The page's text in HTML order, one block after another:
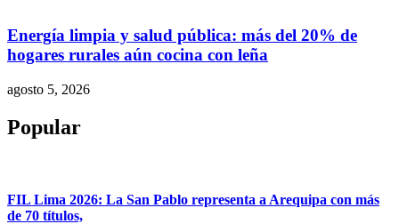
Energía limpia y salud pública: más del 20% de
hogares rurales aún cocina con leña
agosto 5, 2026
Popular
FIL Lima 2026: La San Pablo representa a Arequipa con más
de 70 títulos,